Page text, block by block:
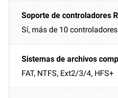
Sí, más de 10 controladores
FAT, NTFS, Ext2/3/4, HFS+